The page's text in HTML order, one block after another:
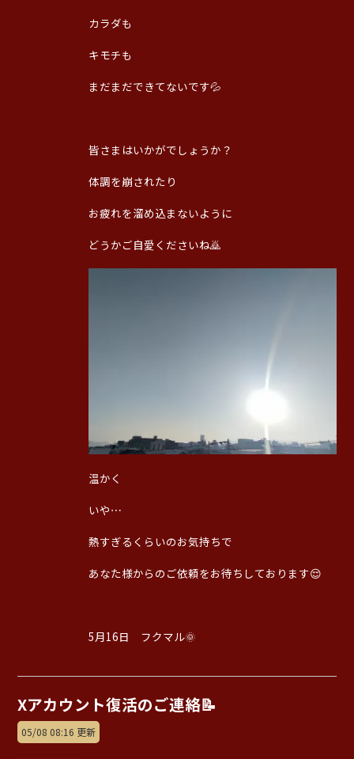
カラダも
キモチも
まだまだできてないです💦
皆さまはいかがでしょうか？
体調を崩されたり
お疲れを溜め込まないように
どうかご自愛くださいね🙇
温かく
いや⋯
熱すぎるくらいのお気持ちで
あなた様からのご依頼をお待ちしております😌
5月16日 フクマル🌞
Xアカウント復活のご連絡📝
05/08 08:16 更新